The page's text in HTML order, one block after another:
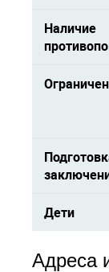
Наличие
Дети
Адреса